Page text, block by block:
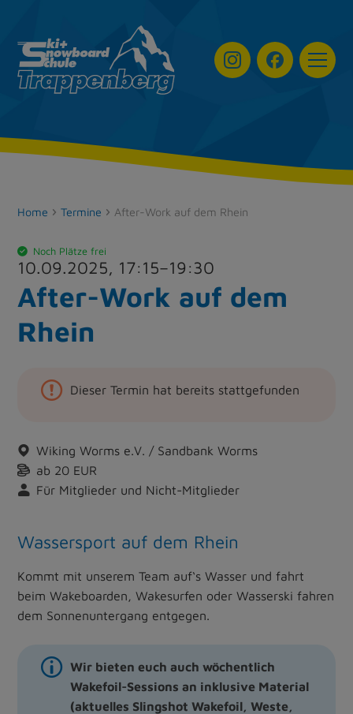
Home Termine After-Work auf dem Rhein
Noch Plätze frei
10.09.2025, 17:15–19:30
After-Work auf dem
Rhein
Dieser Termin hat bereits stattgefunden
Wiking Worms e.V. / Sandbank Worms
ab 20 EUR
Für Mitglieder und Nicht-Mitglieder
Wassersport auf dem Rhein
Kommt mit unserem Team auf‘s Wasser und fahrt
beim Wakeboarden, Wakesurfen oder Wasserski fahren
dem Sonnenuntergang entgegen.
Wir bieten euch auch wöchentlich
Wakefoil-Sessions an inklusive Material
(aktuelles Slingshot Wakefoil, Weste,